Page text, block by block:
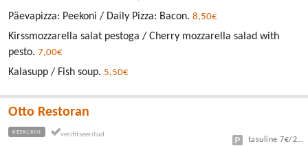
Päevapizza: Peekoni / Daily Pizza: Bacon. 8,50€
Kirssmozzarella salat pestoga / Cherry mozzarella salad with
pesto. 7,00€
Kalasupp / Fish soup. 5,50€
Otto Restoran
KESKLINN
tasuline 7€/24h